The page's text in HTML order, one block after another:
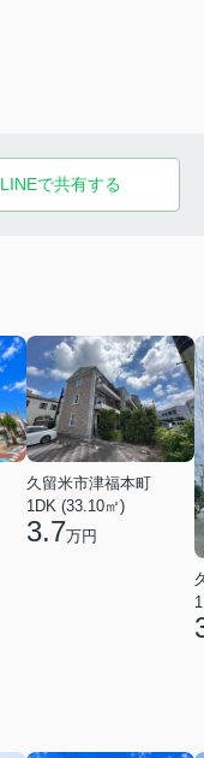
LINEで共有する
久留米市津福本町
1DK (33.10㎡)
3.7万円